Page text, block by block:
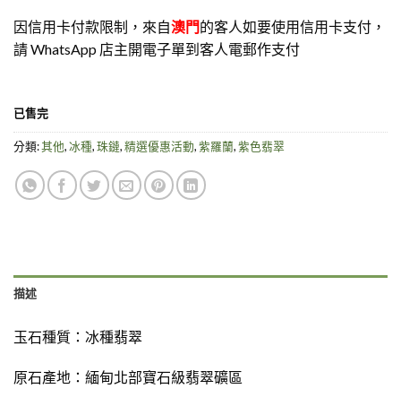
因信用卡付款限制，來自澳門的客人如要使用信用卡支付，
請 WhatsApp 店主開電子單到客人電郵作支付
已售完
分類:其他,冰種,珠鏈,精選優惠活動,紫羅蘭,紫色翡翠
描述
玉石種質： 冰種翡翠
原石產地：緬甸北部寶石級翡翠礦區